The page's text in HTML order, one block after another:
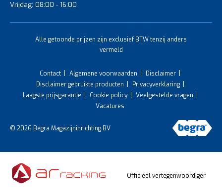
Vrijdag: 08:00 - 16:00
Alle getoonde prijzen zijn exclusief BTW tenzij anders
vermeld
Contact Algemene voorwaarden
Disclaimer
Disclaimer gebruikte producten
Privacyverklaring
Laagste prijsgarantie
Cookie policy
Veelgestelde vragen
Vacatures
© 2026 Begra Magazijninrichting BV
Officieel vertegenwoordiger